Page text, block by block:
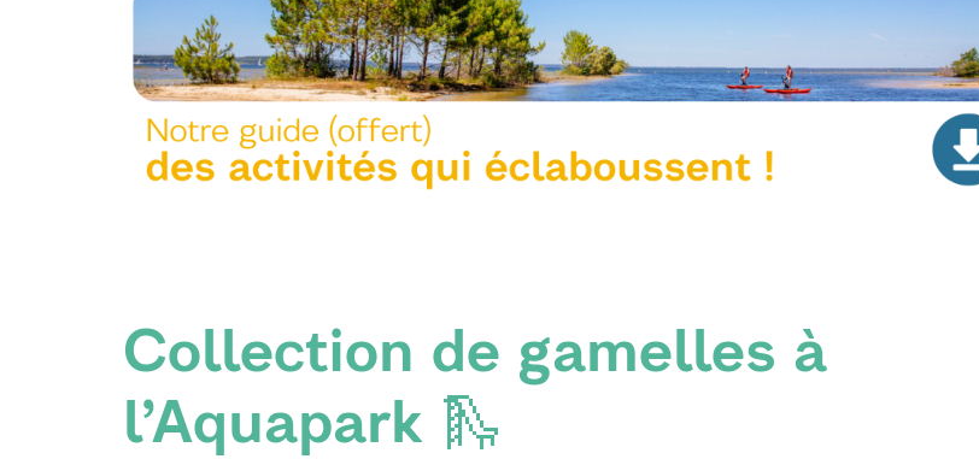
Collection de gamelles à
l’Aquapark 🛝